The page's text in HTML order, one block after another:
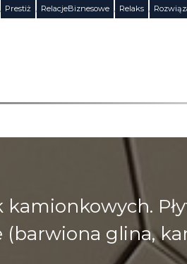
, Prestiż , RelacjeBiznesowe , Relaks ,
(barwiona glina,